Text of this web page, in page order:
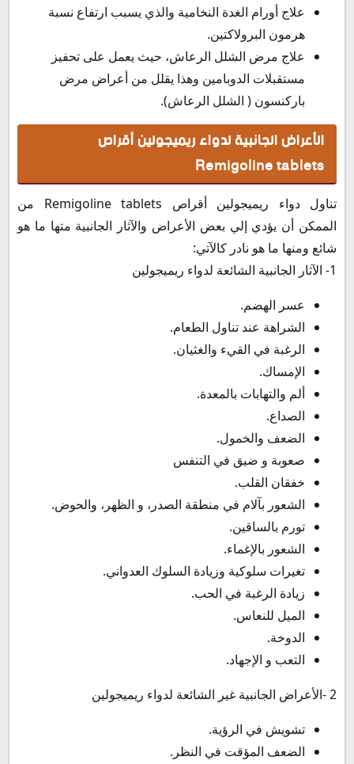
علاج أورام الغدة النخامية والذي يسبب ارتفاع نسبة
هرمون البرولاكتين.
علاج مرض الشلل الرعاش، حيث يعمل على تحفيز
مستقبلات الدوبامين وهذا يقلل من أعراض مرض
باركنسون ( الشلل الرعاش).
الأعراض الجانبية لدواء ريميجولين أقراص
Remigoline tablets
تناول دواء ريميجولين أقراص Remigoline tablets من
الممكن أن يؤدي إلي بعض الأعراض والآثار الجانبية متها ما هو
شائع ومنها ما هو نادر كالآتي:
1- الآثار الجانبية الشائعة لدواء ريميجولين
عسر الهضم.
الشراهة عند تناول الطعام.
الرغبة في القيء والغثيان.
الإمساك.
ألم والتهابات بالمعدة.
الصداع.
الضعف والخمول.
صعوبة و ضيق في التنفس
خفقان القلب.
الشعور بآلام في منطقة الصدر، و الظهر، والحوض.
تورم بالساقين.
الشعور بالإغماء.
تغيرات سلوكية وزيادة السلوك العدواني.
زيادة الرغبة في الحب.
الميل للنعاس.
الدوخة.
التعب و الإجهاد.
2 -الأعراض الجانبية غير الشائعة لدواء ريميجولين
تشويش في الرؤية.
الضعف المؤقت في النظر.